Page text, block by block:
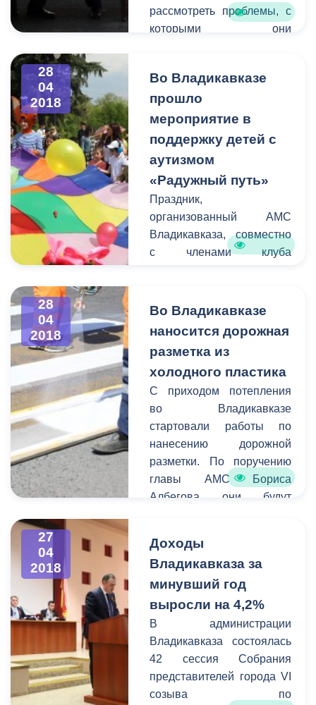
рассмотреть проблемы, с
которыми они
руководители
ответственных
подразделений
Администрации города.
28
04
2018
Во Владикавказе
прошло
мероприятие в
поддержку детей с
аутизмом
«Радужный путь»
Праздник,
организованный АМС
Владикавказа, совместно
с членами клуба
«Премьера», прошёл на
Терек. Мероприятие
предусматривало
особенности детей с
аутизмом, поэтому для
ребят были организованы
сенсорные развлечения,
ростовые куклы, зоны
творчества с мастер-
классами.
28
04
2018
Во Владикавказе
наносится дорожная
разметка из
холодного пластика
С приходом потепления
во Владикавказе
стартовали работы по
нанесению дорожной
разметки. По поручению
главы АМС Бориса
Албегова они будут
разметку решено
обновить вблизи школ и
на улицах с активным
движением транспорта.
27
04
2018
Доходы
Владикавказа за
минувший год
выросли на 4,2%
В администрации
Владикавказа состоялась
42 сессия Собрания
представителей города VI
созыва по